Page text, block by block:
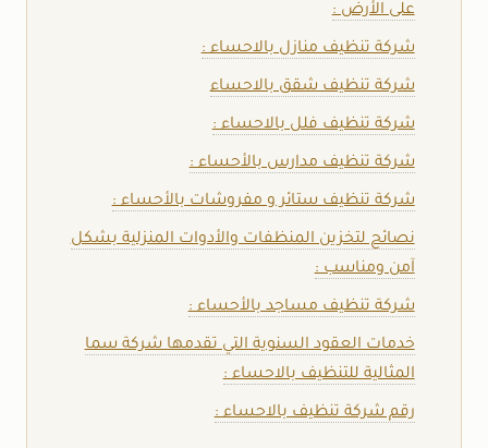
على الأرض :
شركة تنظيف منازل بالاحساء :
شركة تنظيف شقق بالاحساء
شركة تنظيف فلل بالاحساء :
شركة تنظيف مدارس بالأحساء :
شركة تنظيف ستائر و مفروشات بالأحساء :
نصائح لتخزين المنظفات والأدوات المنزلية بشكل
آمن ومناسب :
شركة تنظيف مساجد بالأحساء :
خدمات العقود السنوية التي تقدمها شركة سما
المثالية للتنظيف بالاحساء :
رقم شركة تنظيف بالاحساء :